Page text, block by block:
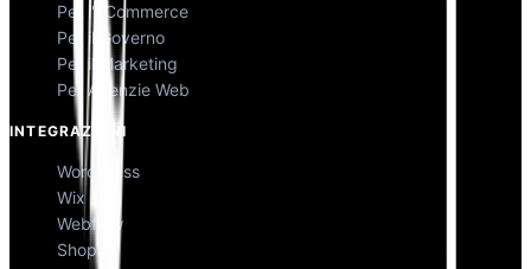
Per l'eCommerce
Per il Governo
Per il Marketing
Per Agenzie Web
INTEGRAZIONI
WordPress
Wix
Webflow
Shopify